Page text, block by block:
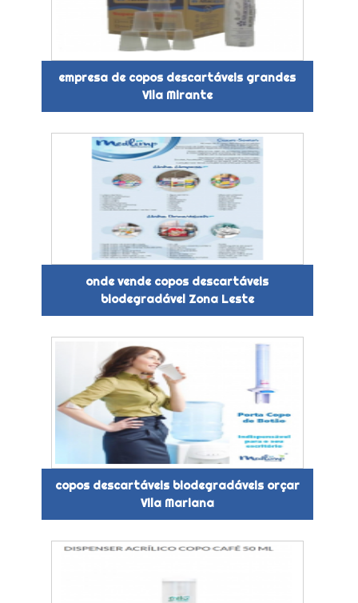
empresa de copos descartáveis grandes
Vila Mirante
onde vende copos descartáveis
biodegradável Zona Leste
copos descartáveis biodegradáveis orçar
Vila Mariana